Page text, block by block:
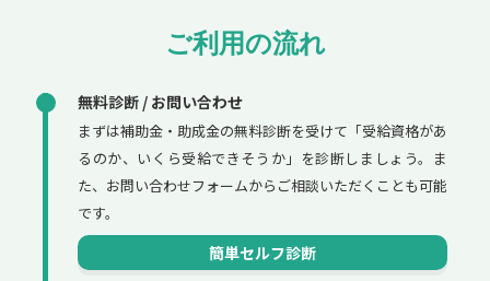
ご利用の流れ
無料診断 / お問い合わせ
まずは補助金・助成金の無料診断を受けて「受給資格があ
るのか、いくら受給できそうか」を診断しましょう。ま
た、お問い合わせフォームからご相談いただくことも可能
です。
簡単セルフ診断